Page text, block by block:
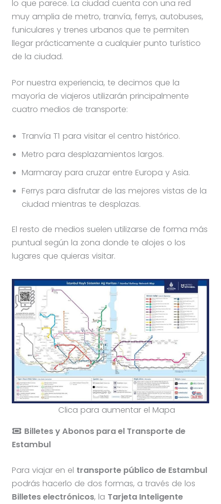
lo que parece. La ciudad cuenta con una red
muy amplia de metro, tranvía, ferrys, autobuses,
funiculares y trenes urbanos que te permiten
llegar prácticamente a cualquier punto turístico
de la ciudad.
Por nuestra experiencia, te decimos que la
mayoría de viajeros utilizarán principalmente
cuatro medios de transporte:
Tranvía T1 para visitar el centro histórico.
Metro para desplazamientos largos.
Marmaray para cruzar entre Europa y Asia.
Ferrys para disfrutar de las mejores vistas de la
ciudad mientras te desplazas.
El resto de medios suelen utilizarse de forma más
puntual según la zona donde te alojes o los
lugares que quieras visitar.
Clica para aumentar el Mapa
Billetes y Abonos para el Transporte de
Estambul
Para viajar en el transporte público de Estambul
podrás hacerlo de dos formas, a través de los
Billetes electrónicos, la Tarjeta Inteligente